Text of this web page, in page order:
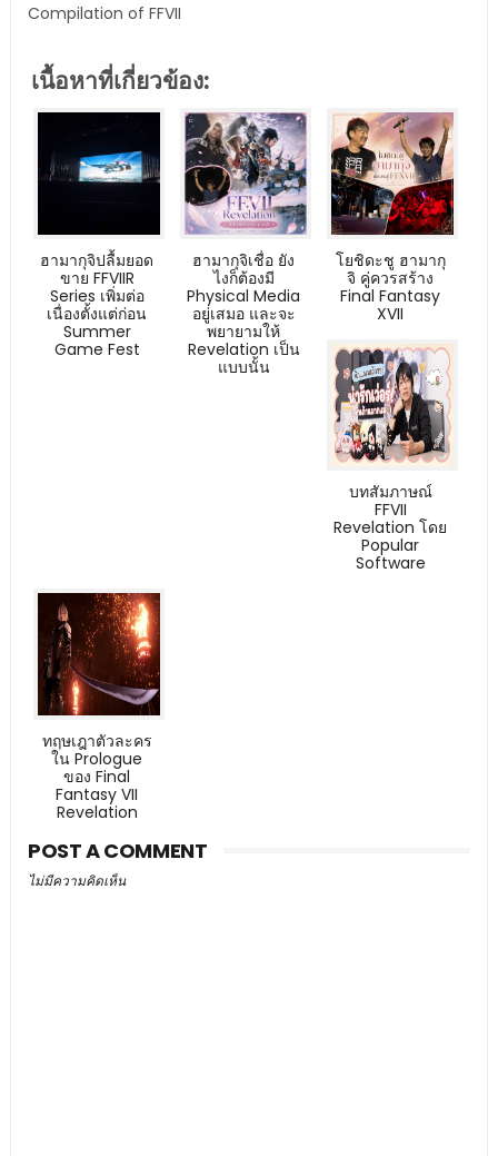
Compilation of FFVII
เนื้อหาที่เกี่ยวข้อง:
ฮามากุจิปลื้มยอด
ขาย FFVIIR
Series เพิ่มต่อ
เนื่องตั้งแต่ก่อน
Summer
Game Fest
ฮามากุจิเชื่อ ยัง
ไงก็ต้องมี
Physical Media
อยู่เสมอ และจะ
พยายามให้
Revelation เป็น
แบบนั้น
โยชิดะชู ฮามากุ
จิ คู่ควรสร้าง
Final Fantasy
XVII
บทสัมภาษณ์
FFVII
Revelation โดย
Popular
Software
ทฤษเฎาตัวละคร
ใน Prologue
ของ Final
Fantasy VII
Revelation
POST A COMMENT
ไม่มีความคิดเห็น